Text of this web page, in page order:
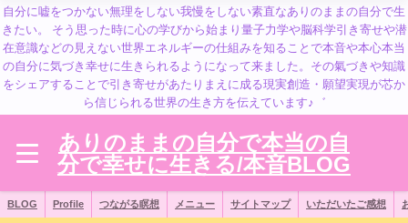
自分に嘘をつかない無理をしない我慢をしない素直なありのままの自分で生
きたい。 そう思った時に心の学びから始まり量子力学や脳科学引き寄せや潜
在意識などの見えない世界エネルギーの仕組みを知ることで本音や本心本当
の自分に気づき幸せに生きられるようになって来ました。その氣づきや知識
をシェアすることで引き寄せがあたりまえに成る現実創造・願望実現が芯か
ら信じられる世界の生き方を伝えています♪゛
ありのままの自分で本当の自
分で幸せに生きる/本音BLOG
BLOG Profile つながる瞑想 メニュー サイトマップ いただいたご感想